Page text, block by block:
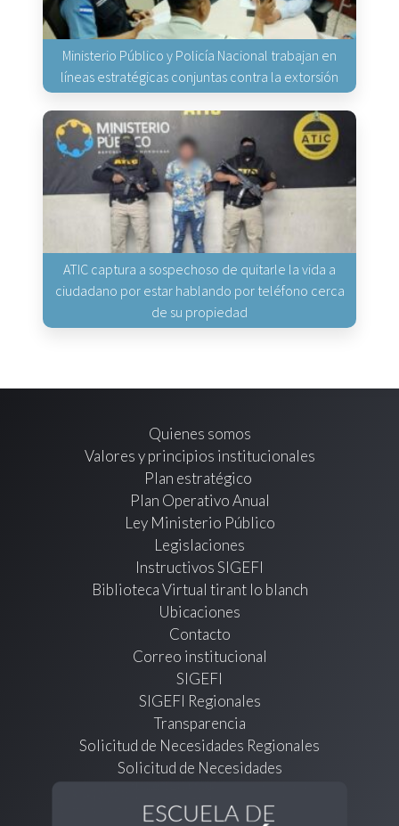
Ministerio Público y Policía Nacional trabajan en
líneas estratégicas conjuntas contra la extorsión
ATIC captura a sospechoso de quitarle la vida a
ciudadano por estar hablando por teléfono cerca
de su propiedad
Quienes somos
Valores y principios institucionales
Plan estratégico
Plan Operativo Anual
Ley Ministerio Público
Legislaciones
Instructivos SIGEFI
Biblioteca Virtual tirant lo blanch
Ubicaciones
Contacto
Correo institucional
SIGEFI
SIGEFI Regionales
Transparencia
Solicitud de Necesidades Regionales
Solicitud de Necesidades